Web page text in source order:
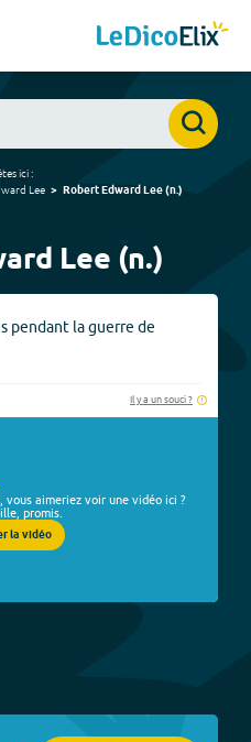
ici :
Lee Robert Edward Lee(n.)
Lee (n.)
pendant la guerre de
Il y a un souci ?
vous aimeriez voir une vidéo ici ?
promis.
la vidéo